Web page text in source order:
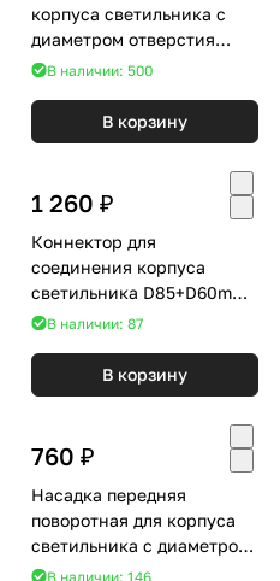
корпуса светильника с
диаметром отверстия
D85mm Ambrella Diy Spot
В наличии: 500
В корзину
1 260 ₽
Коннектор для
соединения корпуса
светильника D85+D60mm
Ambrella Diy Spot A2106
В наличии: 87
В корзину
760 ₽
Насадка передняя
поворотная для корпуса
светильника с диаметром
отверстия D70mm Ambrella
В наличии: 146